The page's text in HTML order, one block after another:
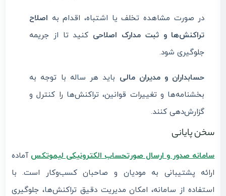
در صورت مشاهده تخلف یا اشتباه، اقدام به اصلاح
تراکنش‌ها و ثبت مدارک اصلاحی کنید تا از جریمه
جلوگیری شود.
حسابداران و مدیران مالی باید هر ساله با توجه به
بخشنامه‌ها و تغییرات قوانین، تراکنش‌ها را کنترل و
گزارش‌دهی کنند.
سخن پایانی
سامانه صدور و ارسالصورتحساب الکترونیکی لیموتکس آماده
ارائه پشتیبانی به مودیان و صاحبان کسب‌وکار است. با
استفاده از سامانه، امکان مدیریت دقیق تراکنش‌ها، جلوگیری